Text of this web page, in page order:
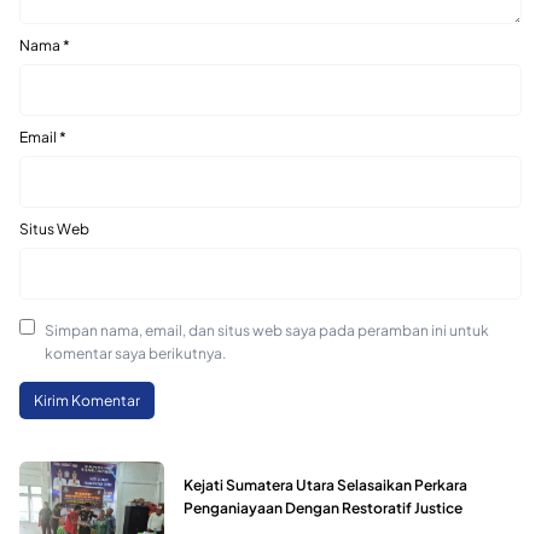
Nama *
Email *
Situs Web
Simpan nama, email, dan situs web saya pada peramban ini untuk
komentar saya berikutnya.
Kejati Sumatera Utara Selasaikan Perkara
Penganiayaan Dengan Restoratif Justice